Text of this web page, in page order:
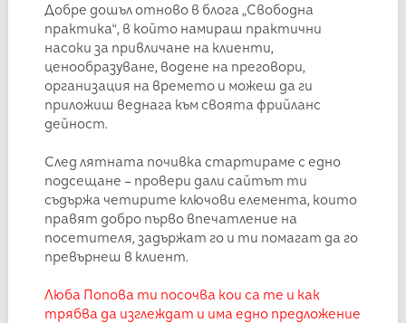
Добре дошъл отново в блога „Свободна
практика“, в който намираш практични
насоки за привличане на клиенти,
ценообразуване, водене на преговори,
организация на времето и можеш да ги
приложиш веднага към своята фрийланс
дейност.
След лятната почивка стартираме с едно
подсещане – провери дали сайтът ти
съдържа четирите ключови елемента, които
правят добро първо впечатление на
посетителя, задържат го и ти помагат да го
превърнеш в клиент.
Люба Попова ти посочва кои са те и как
трябва да изглеждат и има едно предложение